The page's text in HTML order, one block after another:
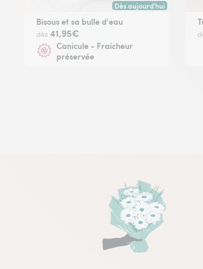
Dès aujourd'hui
Livraison dès aujourd'hui
Bisous et sa bulle d'eau
dès 41,95€
Canicule - Fraicheur
préservée